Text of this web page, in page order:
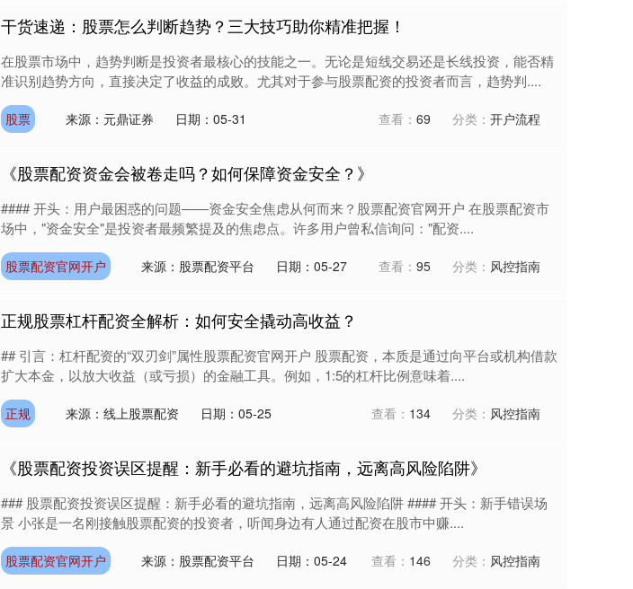
干货速递：股票怎么判断趋势？三大技巧助你精准把握！
在股票市场中，趋势判断是投资者最核心的技能之一。无论是短线交易还是长线投资，能否精
准识别趋势方向，直接决定了收益的成败。尤其对于参与股票配资的投资者而言，趋势判....
股票 来源：元鼎证券 日期：05-31 查看： 69 分类： 开户流程
《股票配资资金会被卷走吗？如何保障资金安全？》
#### 开头：用户最困惑的问题——资金安全焦虑从何而来？股票配资官网开户 在股票配资市
场中，"资金安全"是投资者最频繁提及的焦虑点。许多用户曾私信询问："配资....
股票配资官网开户 来源：股票配资平台 日期：05-27 查看： 95 分类： 风控指南
正规股票杠杆配资全解析：如何安全撬动高收益？
## 引言：杠杆配资的“双刃剑”属性股票配资官网开户 股票配资，本质是通过向平台或机构借款
扩大本金，以放大收益（或亏损）的金融工具。例如，1:5的杠杆比例意味着....
正规 来源：线上股票配资 日期：05-25 查看： 134 分类： 风控指南
《股票配资投资误区提醒：新手必看的避坑指南，远离高风险陷阱》
### 股票配资投资误区提醒：新手必看的避坑指南，远离高风险陷阱 #### 开头：新手错误场
景 小张是一名刚接触股票配资的投资者，听闻身边有人通过配资在股市中赚....
股票配资官网开户 来源：股票配资平台 日期：05-24 查看： 146 分类： 风控指南